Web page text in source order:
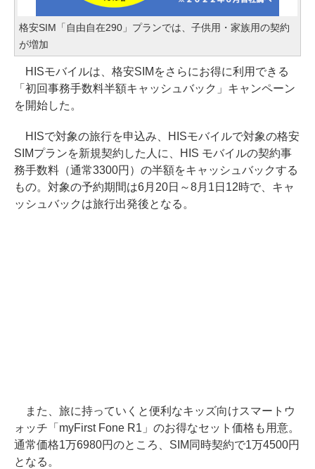
格安SIM「自由自在290」プランでは、子供用・家族用の契約
が増加
HISモバイルは、格安SIMをさらにお得に利用できる
「初回事務手数料半額キャッシュバック」キャンペーン
を開始した。
HISで対象の旅行を申込み、HISモバイルで対象の格安
SIMプランを新規契約した人に、HIS モバイルの契約事
務手数料（通常3300円）の半額をキャッシュバックする
もの。対象の予約期間は6月20日～8月1日12時で、キャ
ッシュバックは旅行出発後となる。
また、旅に持っていくと便利なキッズ向けスマートウ
ォッチ「myFirst Fone R1」のお得なセット価格も用意。
通常価格1万6980円のところ、SIM同時契約で1万4500円
となる。